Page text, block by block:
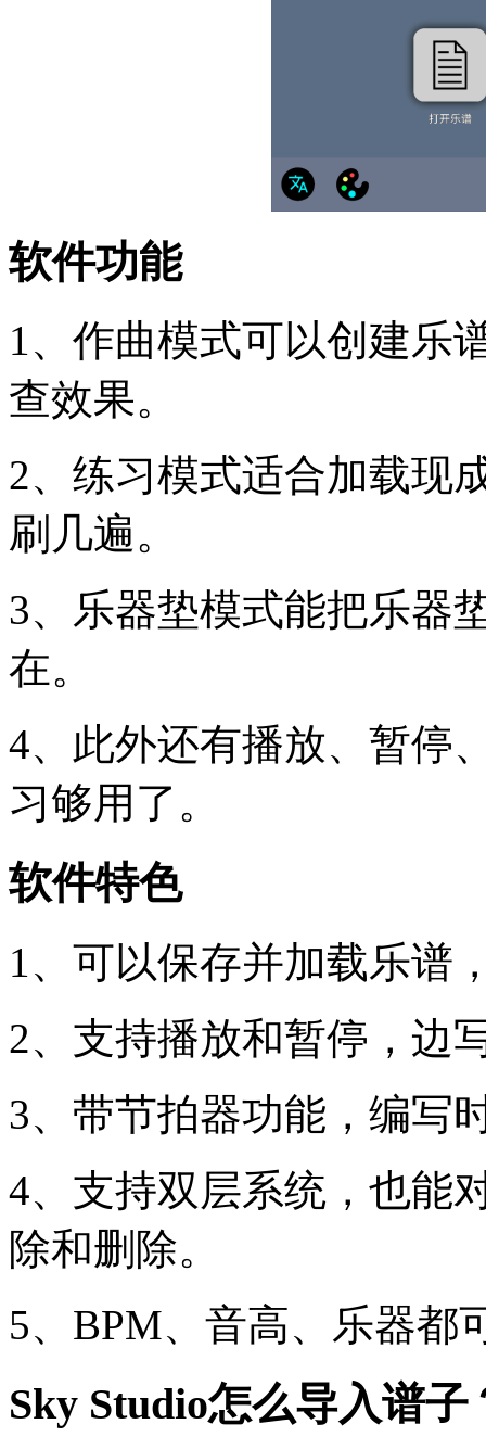
软件功能
1、作曲模式可以创建乐
查效果。
2、练习模式适合加载现
刷几遍。
3、乐器垫模式能把乐器
在。
4、此外还有播放、暂停
习够用了。
软件特色
1、可以保存并加载乐谱
2、支持播放和暂停，边
3、带节拍器功能，编写
4、支持双层系统，也能
除和删除。
5、BPM、音高、乐器都
Sky Studio怎么导入谱子